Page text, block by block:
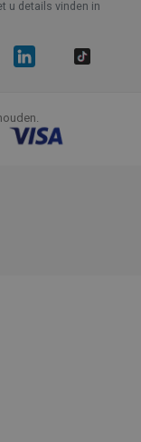
u details vinden in